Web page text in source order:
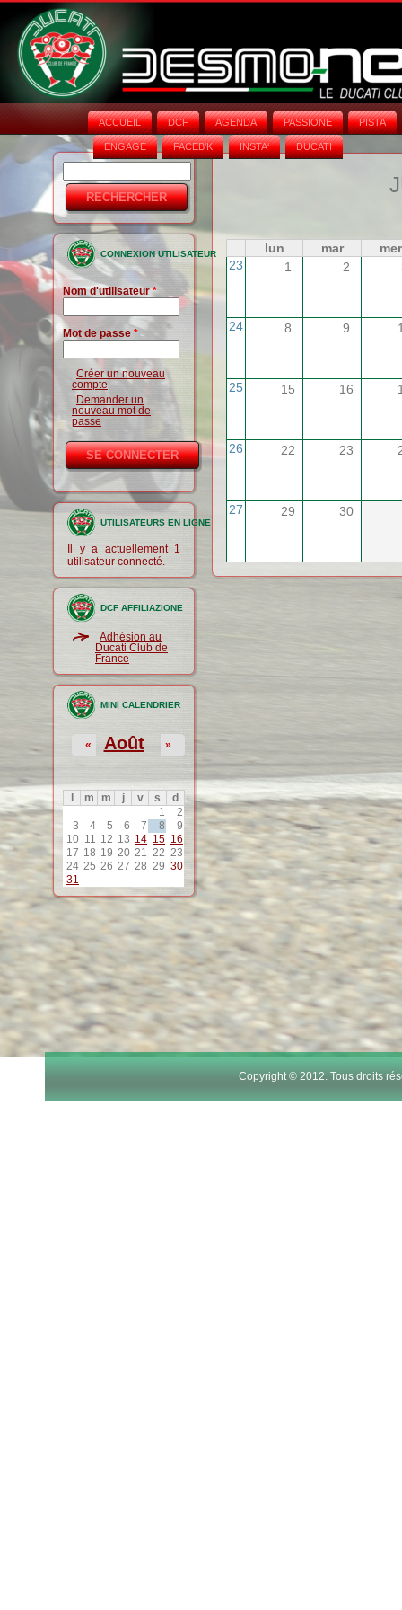
ACCUEIL DCF AGENDA PASSIONE PISTA
ENGAGE FACEB'K INSTA‘ DUCATI
Formulaire
de
recherche
CONNEXION UTILISATEUR
Nom d'utilisateur*
Mot de passe *
Créer un nouveau
compte
Demander un
nouveau mot de
passe
UTILISATEURS EN LIGNE
Il y a actuellement 1
utilisateur connecté.
DCF AFFILIAZIONE
Adhésion au
Ducati Club de
France
MINI CALENDRIER
Août
« »
m m j v s
d
1
2
3
4 5 6 7 8
9
10 11 12 13 14 15 16
17 18 19 20 21 22 23
24 25 26 27 28 29 30
31
lun mar
mer
23
1 2
24 8 9
25 15 16
26 22 23
27 29 30
Copyright © 2012. Tous droits